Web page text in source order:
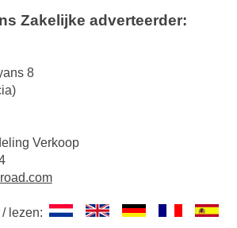
Zakelijke adverteerder:
8
Verkoop
lezen: